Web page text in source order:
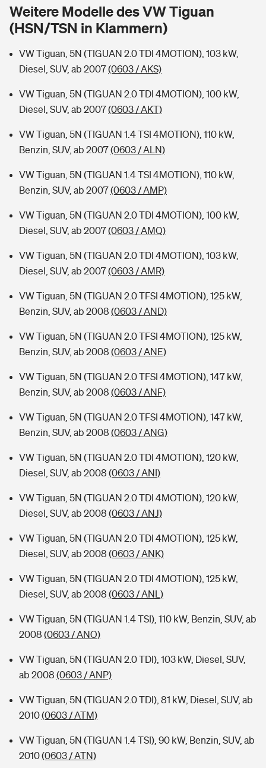
Wer versichert was: Jetzt Versicherer finden
Sie haben Fragen?
Musikinstrumentenversicherung
Zur Übersicht
Kinderunfall-Check: Mehr Sicherheit für deine Kids
Typklassen: So ist Ihr Auto eingestuft
Rentenrechner: Wie viel Geld bekomme ich im Alter?
Weitere Modelle des VW Tiguan
(HSN/TSN in Klammern)
VW Tiguan, 5N (TIGUAN 2.0 TDI 4MOTION), 103 kW,
Diesel, SUV, ab 2007(0603 / AKS)
VW Tiguan, 5N (TIGUAN 2.0 TDI 4MOTION), 100 kW,
Diesel, SUV, ab 2007(0603 / AKT)
VW Tiguan, 5N (TIGUAN 1.4 TSI 4MOTION), 110 kW,
Benzin, SUV, ab 2007(0603 / ALN)
VW Tiguan, 5N (TIGUAN 1.4 TSI 4MOTION), 110 kW,
Benzin, SUV, ab 2007(0603 / AMP)
VW Tiguan, 5N (TIGUAN 2.0 TDI 4MOTION), 100 kW,
Diesel, SUV, ab 2007(0603 / AMQ)
VW Tiguan, 5N (TIGUAN 2.0 TDI 4MOTION), 103 kW,
Diesel, SUV, ab 2007(0603 / AMR)
VW Tiguan, 5N (TIGUAN 2.0 TFSI 4MOTION), 125 kW,
Benzin, SUV, ab 2008 (0603 / AND)
VW Tiguan, 5N (TIGUAN 2.0 TFSI 4MOTION), 125 kW,
Benzin, SUV, ab 2008 (0603 / ANE)
VW Tiguan, 5N (TIGUAN 2.0 TFSI 4MOTION), 147 kW,
Benzin, SUV, ab 2008 (0603 / ANF)
VW Tiguan, 5N (TIGUAN 2.0 TFSI 4MOTION), 147 kW,
Benzin, SUV, ab 2008 (0603 / ANG)
VW Tiguan, 5N (TIGUAN 2.0 TDI 4MOTION), 120 kW,
Diesel, SUV, ab 2008 (0603 / ANI)
VW Tiguan, 5N (TIGUAN 2.0 TDI 4MOTION), 120 kW,
Diesel, SUV, ab 2008 (0603 / ANJ)
VW Tiguan, 5N (TIGUAN 2.0 TDI 4MOTION), 125 kW,
Diesel, SUV, ab 2008 (0603 / ANK)
VW Tiguan, 5N (TIGUAN 2.0 TDI 4MOTION), 125 kW,
Diesel, SUV, ab 2008 (0603 / ANL)
VW Tiguan, 5N (TIGUAN 1.4 TSI), 110 kW, Benzin, SUV, ab
2008 (0603 / ANO)
VW Tiguan, 5N (TIGUAN 2.0 TDI), 103 kW, Diesel, SUV,
ab 2008 (0603 / ANP)
VW Tiguan, 5N (TIGUAN 2.0 TDI), 81 kW, Diesel, SUV, ab
2010(0603 / ATM)
VW Tiguan, 5N (TIGUAN 1.4 TSI), 90 kW, Benzin, SUV, ab
2010(0603 / ATN)